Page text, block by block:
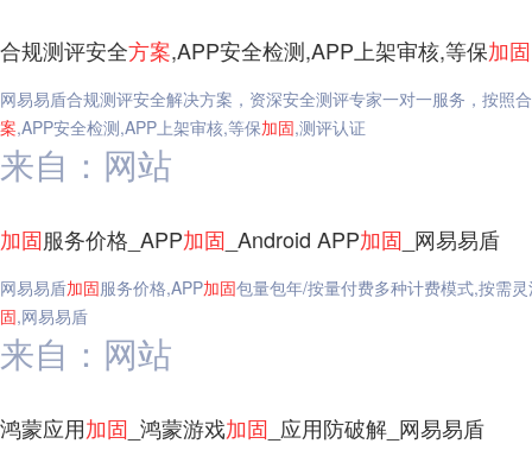
合规测评安全方案,APP安全检测,APP上架审核,等保加固
网易易盾合规测评安全解决方案，资深安全测评专家一对一服务，按照
案,APP安全检测,APP上架审核,等保加固,测评认证
来自：网站
加固服务价格_APP加固 _Android APP加固 _网易易盾
网易易盾加固服务价格,APP加固包量包年/按量付费多种计费模式,按需
固,网易易盾
来自：网站
鸿蒙应用加固 _鸿蒙游戏加固 _应用防破解_网易易盾